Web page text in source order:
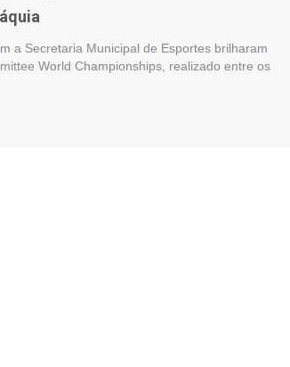
a Secretaria Municipal de Esportes brilharam
World Championships, realizado entre os